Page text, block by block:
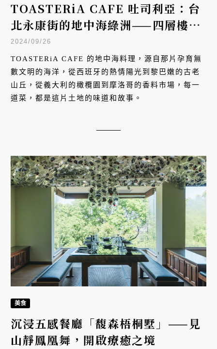
TOASTERiA CAFE 吐司利亞：台
北永康街的地中海綠洲——四層樓的
異國之旅，從早到晚全天候餐酒享受
2024/09/26
TOASTERiA CAFE 的地中海料理，源自那片孕育無
數文明的海洋，從西班牙的熱情陽光到黎巴嫩的古老
山丘，從義大利的橄欖園到摩洛哥的香料市場，每一
道菜，都是這片土地的味道和故事。
美食
沉浸五感餐廳「馥森梧桐墅」——見
山靜鳳凰舞，開啟療癒之境